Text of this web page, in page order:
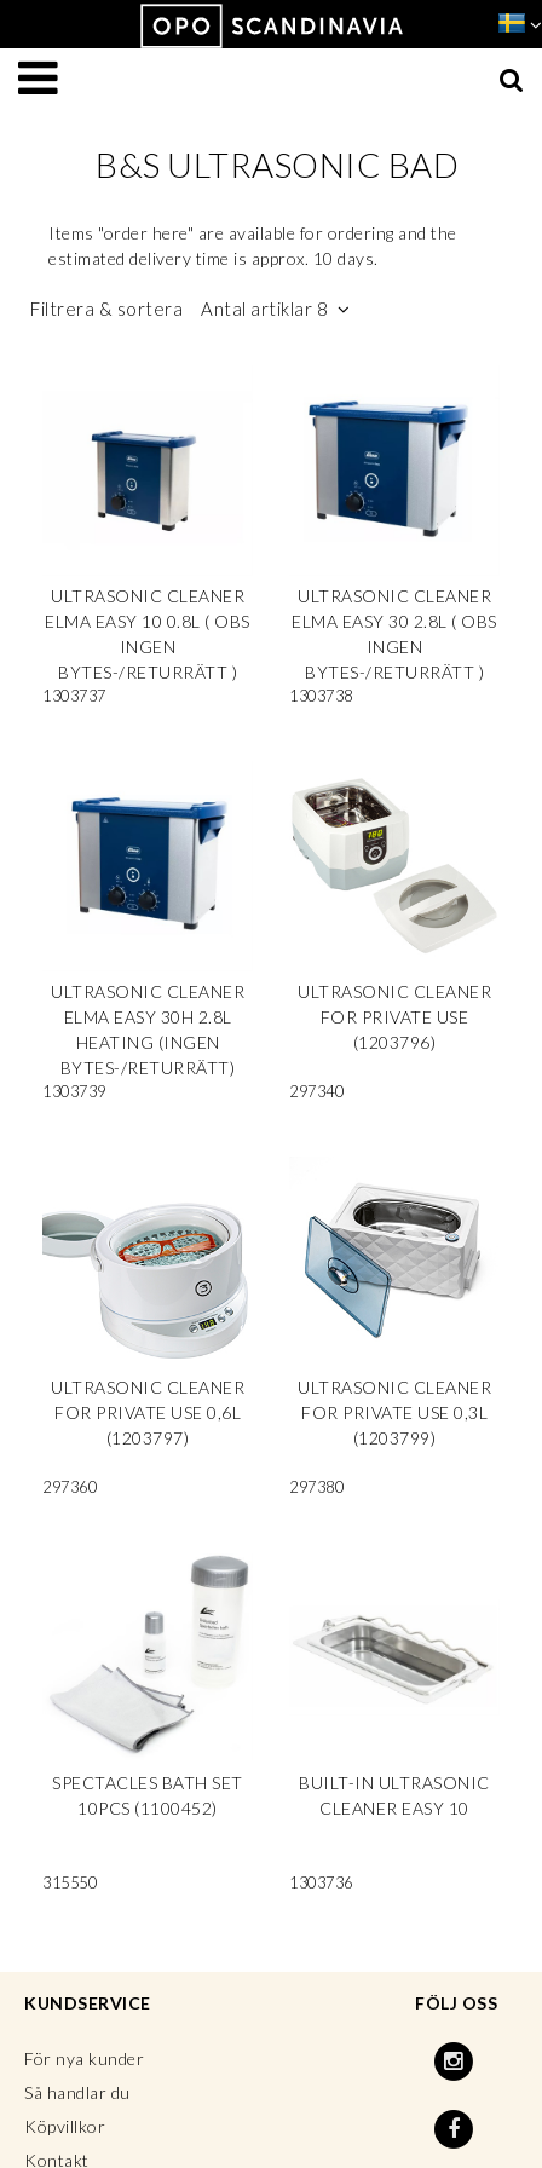
B&S ULTRASONIC BAD
Items "order here" are available for ordering and the
estimated delivery time is approx. 10 days.
Filtrera & sortera Antal artiklar 8
ULTRASONIC CLEANER
ELMA EASY 10 0.8L ( OBS
INGEN
BYTES-/RETURRÄTT )
1303737
ULTRASONIC CLEANER
ELMA EASY 30 2.8L ( OBS
INGEN
BYTES-/RETURRÄTT )
1303738
ULTRASONIC CLEANER
ELMA EASY 30H 2.8L
HEATING (INGEN
BYTES-/RETURRÄTT)
1303739
ULTRASONIC CLEANER
FOR PRIVATE USE
(1203796)
297340
ULTRASONIC CLEANER
FOR PRIVATE USE 0,6L
(1203797)
297360
ULTRASONIC CLEANER
FOR PRIVATE USE 0,3L
(1203799)
297380
SPECTACLES BATH SET
10PCS (1100452)
315550
BUILT-IN ULTRASONIC
CLEANER EASY 10
1303736
FÖLJ OSS
KUNDSERVICE
För nya kunder
Så handlar du
Köpvillkor
Kontakt
Produkten har lagts i din varukorg
VISA VARUKORGEN TILL KASSAN